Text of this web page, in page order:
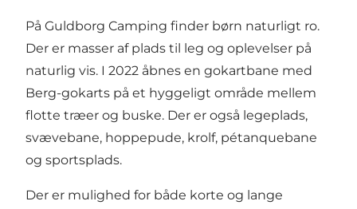
På Guldborg Camping finder børn naturligt ro.
Der er masser af plads til leg og oplevelser på
naturlig vis. I 2022 åbnes en gokartbane med
Berg-gokarts på et hyggeligt område mellem
flotte træer og buske. Der er også legeplads,
svævebane, hoppepude, krolf, pétanquebane
og sportsplads.
Der er mulighed for både korte og lange